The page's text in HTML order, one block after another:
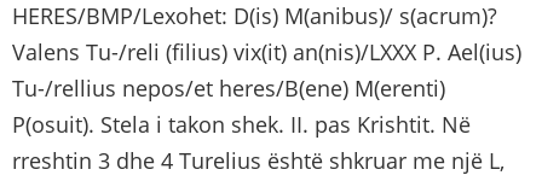
HERES/BMP/Lexohet: D(is) M(anibus)/ s(acrum)?
Valens Tu-/reli (filius) vix(it) an(nis)/LXXX P. Ael(ius)
Tu-/rellius nepos/et heres/B(ene) M(erenti)
P(osuit). Stela i takon shek. II. pas Krishtit. Në
rreshtin 3 dhe 4 Turelius është shkruar me një L,